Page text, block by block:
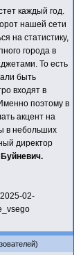
каждый год.
нашей сети
на статистику,
города в
То есть
быть
входят в
поэтому в
акцент на
в небольших
директор
02-